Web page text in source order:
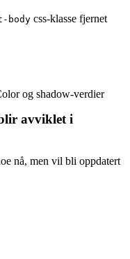
body css-klasse fjernet
og shadow-verdier
avviklet i
nå, men vil bli oppdatert